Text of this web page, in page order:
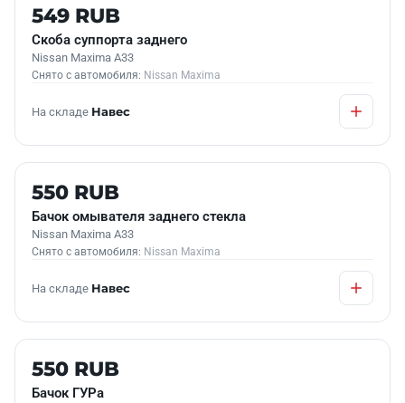
Б/У В НАЛИЧИИ
549 RUB
Скоба суппорта заднего
Nissan Maxima A33
Снято с автомобиля: Nissan Maxima
На складе Навес
Б/У В НАЛИЧИИ
550 RUB
Бачок омывателя заднего стекла
Nissan Maxima A33
Снято с автомобиля: Nissan Maxima
На складе Навес
Б/У В НАЛИЧИИ
550 RUB
Бачок ГУРа